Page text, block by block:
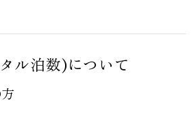
ル泊数)について